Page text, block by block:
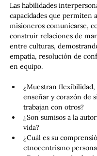
Las habilidades
capacidades que permiten
misioneros comunicarse,
construir relaciones de
entre culturas,
empatía, resolución de
en equipo.
¿Muestran flexibilidad,
enseñar y corazón de
trabajan con otros?
¿Son sumisos a la
vida?
¿Cuál es su
etnocentrismo